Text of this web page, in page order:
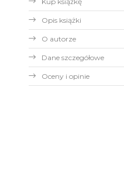
Opis książki
O autorze
Dane szczegółowe
Oceny i opinie